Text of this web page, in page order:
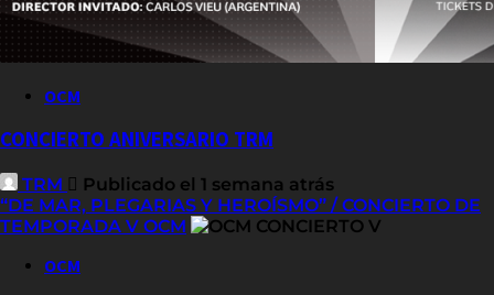
OCM
CONCIERTO ANIVERSARIO TRM
TRM
Publicado el 1 semana atrás
“DE MAR, PLEGARIAS Y HEROÍSMO” / CONCIERTO DE
TEMPORADA V OCM
OCM